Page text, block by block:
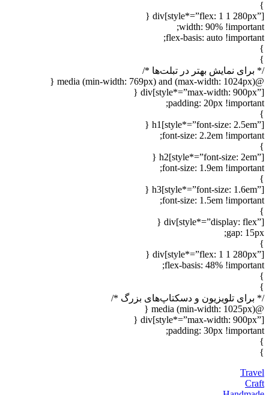
}
div[style*=”flex: 1 1 280px”] {
width: 90% !important;
flex-basis: auto !important;
}
}
/* برای نمایش بهتر در تبلت‌ها */
@media (min-width: 769px) and (max-width: 1024px) {
div[style*=”max-width: 900px”] {
padding: 20px !important;
}
h1[style*=”font-size: 2.5em”] {
font-size: 2.2em !important;
}
h2[style*=”font-size: 2em”] {
font-size: 1.9em !important;
}
h3[style*=”font-size: 1.6em”] {
font-size: 1.5em !important;
}
div[style*=”display: flex”] {
gap: 15px;
}
div[style*=”flex: 1 1 280px”] {
flex-basis: 48% !important;
}
}
/* برای تلویزیون و دسکتاپ‌های بزرگ */
@media (min-width: 1025px) {
div[style*=”max-width: 900px”] {
padding: 30px !important;
}
}
Travel
Craft